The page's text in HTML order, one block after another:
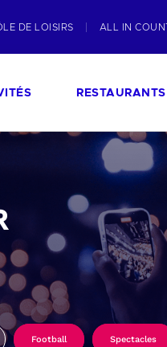
DE LOISIRS ALL IN
RESTAURANTS
Football Spectacles